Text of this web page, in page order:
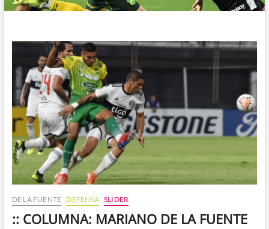
DE LA FUENTE DEFENSA SLIDER
:: COLUMNA: MARIANO DE LA FUENTE